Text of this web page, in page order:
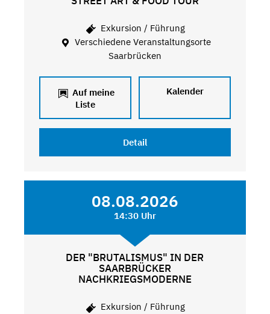
Exkursion / Führung
Verschiedene Veranstaltungsorte
Saarbrücken
Auf meine
Liste
Kalender
Detail
08.08.2026
14:30 Uhr
DER "BRUTALISMUS" IN DER
SAARBRÜCKER
NACHKRIEGSMODERNE
Exkursion / Führung